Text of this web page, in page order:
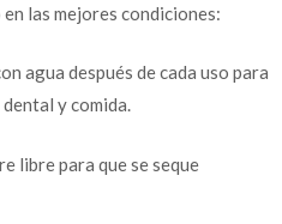
las mejores condiciones:
agua después de cada uso para
y comida.
libre para que se seque